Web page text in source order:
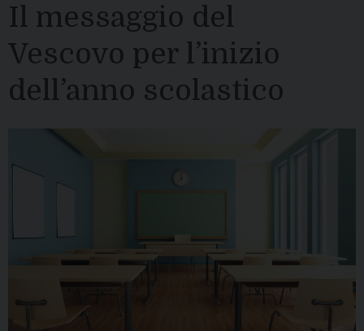
Il messaggio del
Vescovo per l’inizio
dell’anno scolastico